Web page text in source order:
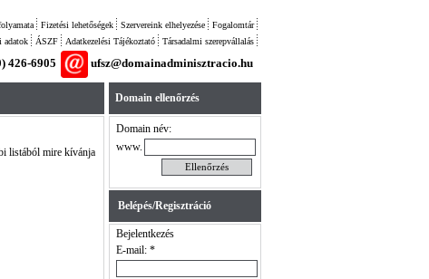
Fogalomtár
Szervereink elhelyezése
Fizetési lehetőségek
Társadalmi szerepvállalás
Adatkezelési Tájékoztató
ÁSZF
adatok
426-6905 ufsz@domainadminisztracio.hu
listából mire kívánja
Domain ellenőrzés
Domain név:
www.
Belépés/Regisztráció
Bejelentkezés
E-mail: *